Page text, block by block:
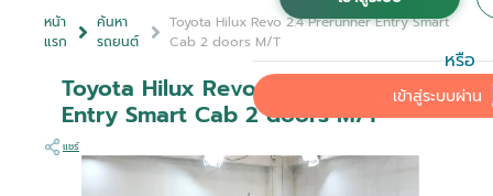
หรือ
เข้าสู่ระบบผ่าน
หน้า
แรก
ค้นหา
รถยนต์
Toyota Hilux Revo 2.4 Prerunner Entry Smart
Cab 2 doors M/T
Toyota Hilux Revo 2.4 Prerunner
Entry Smart Cab 2 doors M/T
แชร์